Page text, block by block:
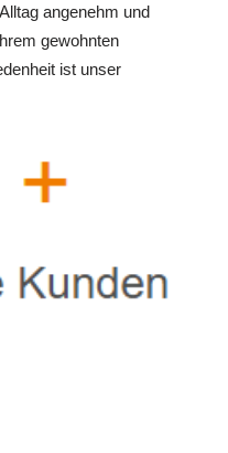
angenehm und
gewohnten
ist unser